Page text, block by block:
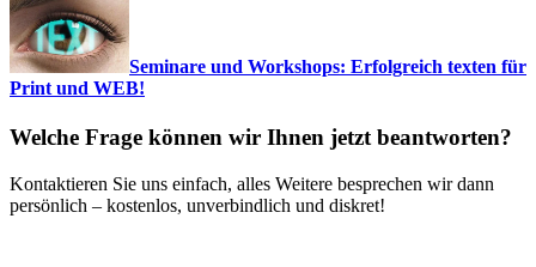
Seminare und Workshops: Erfolgreich texten für
Print und WEB!
Welche Frage können wir Ihnen jetzt beantworten?
Kontaktieren Sie uns einfach, alles Weitere besprechen wir dann
persönlich – kostenlos, unverbindlich und diskret!